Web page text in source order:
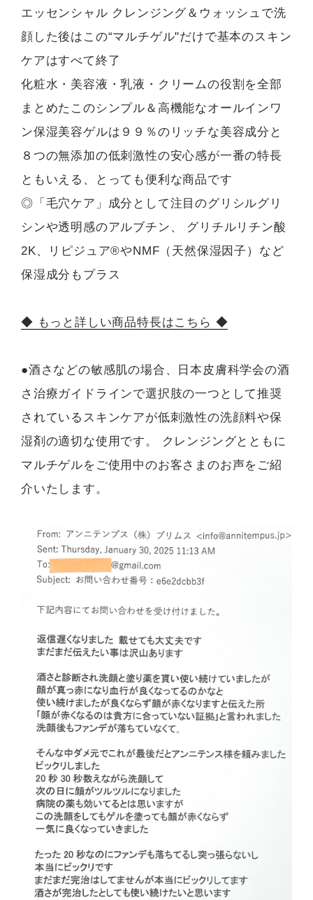
エッセンシャル クレンジング＆ウォッシュで洗
顔した後はこの“マルチゲル"だけで基本のスキン
ケアはすべて終了
化粧水・美容液・乳液・クリームの役割を全部
まとめたこのシンプル＆高機能なオールインワ
ン保湿美容ゲルは９９％のリッチな美容成分と
８つの無添加の低刺激性の安心感が一番の特長
ともいえる、とっても便利な商品です
◎「毛穴ケア」成分として注目のグリシルグリ
シンや透明感のアルブチン、 グリチルリチン酸
2K、リピジュア®やNMF（天然保湿因子）など
保湿成分もプラス
◆ もっと詳しい商品特長はこちら ◆
●酒さなどの敏感肌の場合、日本皮膚科学会の酒
さ治療ガイドラインで選択肢の一つとして推奨
されているスキンケアが低刺激性の洗顔料や保
湿剤の適切な使用です。 クレンジングとともに
マルチゲルをご使用中のお客さまのお声をご紹
介いたします。